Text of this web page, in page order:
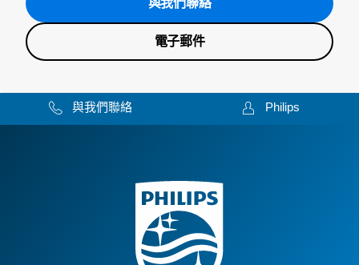
與我們聯絡
電子郵件
與我們聯絡 Philips